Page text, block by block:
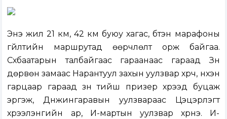
Энэ жил 21 км, 42 км буюу хагас, бүтэн марафоны
гүйлтийн маршрутад өөрчлөлт орж байгаа.
Сүхбаатарын талбайгаас гараанаас гараад Зүүн
дөрвөн замаас Нарантуул захын уулзвар хүрч, нүхэн
гарцаар гараад зүүн тийш призер хүрээд буцаж
эргэж, Дүнжингаравын уулзвараас Цэцэрлэгт
хүрээлэнгийн ар, И-мартын уулзвар хүрнэ. И-